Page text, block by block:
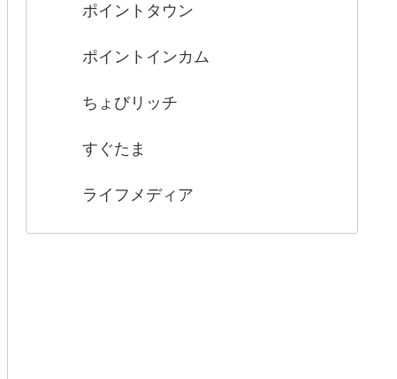
ポイントタウン
ポイントインカム
ちょびリッチ
すぐたま
ライフメディア